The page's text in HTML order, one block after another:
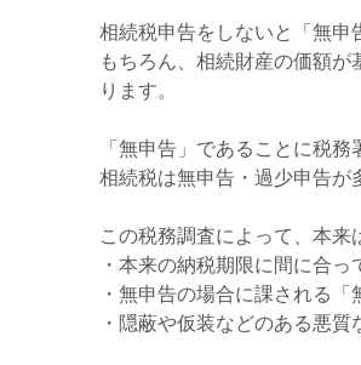
相続税申告をしないと「無申
もちろん、相続財産の価額
ります。
「無申告」であることに税
相続税は無申告・過少申告が
この税務調査によって、本来
・本来の納税期限に間に合っ
・無申告の場合に課される「
・隠蔽や仮装などのある悪質